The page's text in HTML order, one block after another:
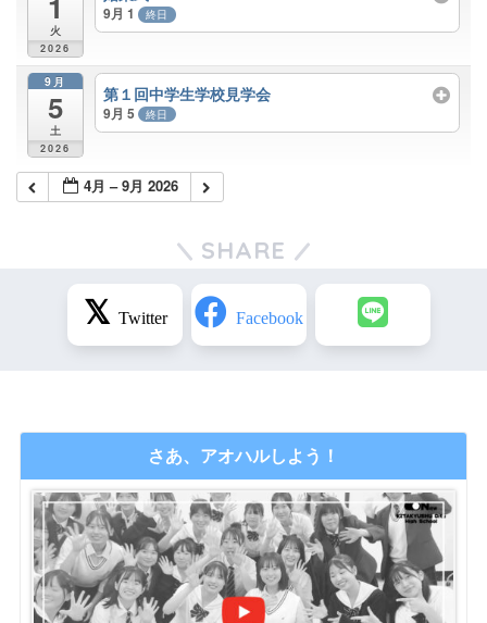
火
2026
9月 1 終日
9月
5
土
2026
第１回中学生学校見学会
9月 5 終日
4月 – 9月 2026
SHARE
さあ、アオハルしよう！